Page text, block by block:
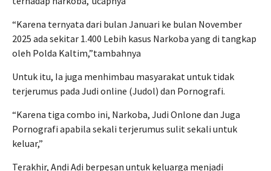
“Karena ternyata dari bulan Januari ke bulan November
2025 ada sekitar 1.400 Lebih kasus Narkoba yang di tangkap
oleh Polda Kaltim,”tambahnya
Untuk itu, Ia juga menhimbau masyarakat untuk tidak
terjerumus pada Judi online (Judol) dan Pornografi.
“Karena tiga combo ini, Narkoba, Judi Onlone dan Juga
Pornografi apabila sekali terjerumus sulit sekali untuk
keluar,”
Terakhir, Andi Adi berpesan untuk keluarga menjadi